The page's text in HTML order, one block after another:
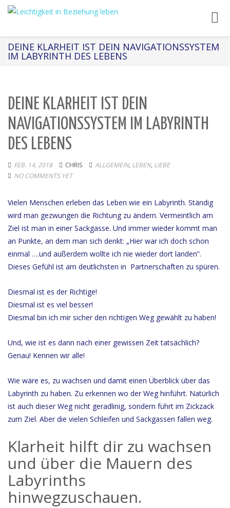
DEINE KLARHEIT IST DEIN NAVIGATIONSSYSTEM
IM LABYRINTH DES LEBENS
DEINE KLARHEIT IST DEIN
NAVIGATIONSSYSTEM IM LABYRINTH
DES LEBENS
FEB. 14, 2018 CHRIS ALLGEMEIN, LEBEN, LIEBE
NO COMMENTS YET
Vielen Menschen erleben das Leben wie ein Labyrinth. Ständig
wird man gezwungen die Richtung zu ändern. Vermeintlich am
Ziel ist man in einer Sackgasse. Und immer wieder kommt man
an Punkte, an dem man sich denkt: „Hier war ich doch schon
einmal ….und außerdem wollte ich nie wieder dort landen“.
Dieses Gefühl ist am deutlichsten in Partnerschaften zu spüren.
Diesmal ist es der Richtige!
Diesmal ist es viel besser!
Diesmal bin ich mir sicher den richtigen Weg gewählt zu haben!
Und, wie ist es dann nach einer gewissen Zeit tatsächlich?
Genau! Kennen wir alle!
Wie wäre es, zu wachsen und damit einen Überblick über das
Labyrinth zu haben. Zu erkennen wo der Weg hinführt. Natürlich
ist auch dieser Weg nicht geradlinig, sondern führt im Zickzack
zum Ziel. Aber die vielen Schleifen und Sackgassen fallen weg.
Klarheit hilft dir zu wachsen
und über die Mauern des
Labyrinths
hinwegzuschauen.